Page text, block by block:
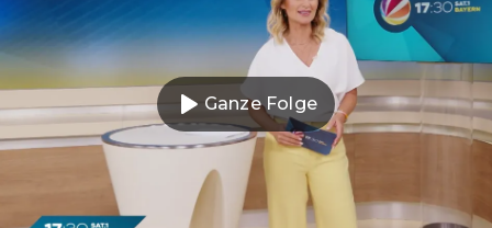
Ganze Folge